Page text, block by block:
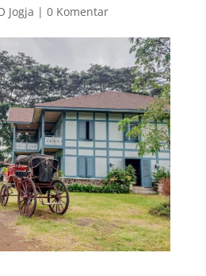
Jogja | 0 Komentar